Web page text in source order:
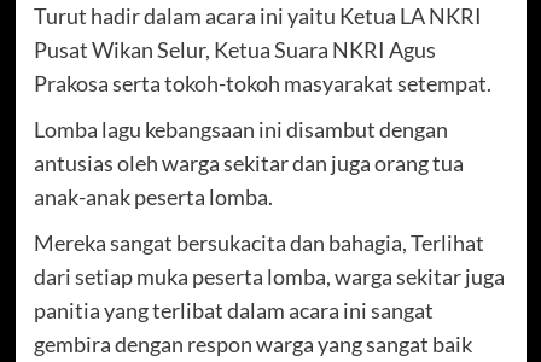
Turut hadir dalam acara ini yaitu Ketua LA NKRI
Pusat Wikan Selur, Ketua Suara NKRI Agus
Prakosa serta tokoh-tokoh masyarakat setempat.
Lomba lagu kebangsaan ini disambut dengan
antusias oleh warga sekitar dan juga orang tua
anak-anak peserta lomba.
Mereka sangat bersukacita dan bahagia, Terlihat
dari setiap muka peserta lomba, warga sekitar juga
panitia yang terlibat dalam acara ini sangat
gembira dengan respon warga yang sangat baik